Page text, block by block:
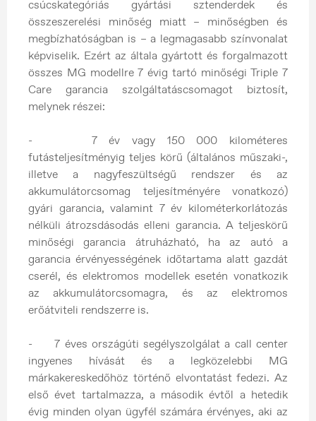
csúcskategóriás gyártási sztenderdek és
összeszerelési minőség miatt – minőségben és
megbízhatóságban is – a legmagasabb színvonalat
képviselik. Ezért az általa gyártott és forgalmazott
összes MG modellre 7 évig tartó minőségi Triple 7
Care garancia szolgáltatáscsomagot biztosít,
melynek részei:
- 7 év vagy 150 000 kilométeres
futásteljesítményig teljes körű (általános műszaki-,
illetve a nagyfeszültségű rendszer és az
akkumulátorcsomag teljesítményére vonatkozó)
gyári garancia, valamint 7 év kilométerkorlátozás
nélküli átrozsdásodás elleni garancia. A teljeskörű
minőségi garancia átruházható, ha az autó a
garancia érvényességének időtartama alatt gazdát
cserél, és elektromos modellek esetén vonatkozik
az akkumulátorcsomagra, és az elektromos
erőátviteli rendszerre is.
- 7 éves országúti segélyszolgálat a call center
ingyenes hívását és a legközelebbi MG
márkakereskedőhöz történő elvontatást fedezi. Az
első évet tartalmazza, a második évtől a hetedik
évig minden olyan ügyfél számára érvényes, aki az